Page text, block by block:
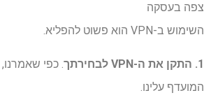
צפה בעסקה
השימוש ב-VPN הוא פשוט להפליא.
1. התקן את ה-VPN לבחירתך . כפי שאמרנו,
המועדף עלינו.